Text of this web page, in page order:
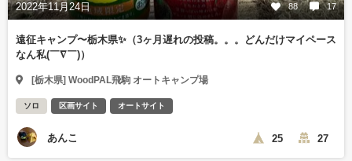
2022年11月24日 88 17
遠征キャンプ〜栃木県✨（3ヶ月遅れの投稿。。。どんだけマイペース
なん私(￣∇￣)）
[栃木県] WoodPAL飛駒 オートキャンプ場
ソロ 区画サイト オートサイト
あんこ 25 27